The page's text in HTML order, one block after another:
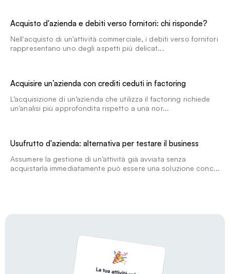
Acquisto d'azienda e debiti verso fornitori: chi risponde?
Nell'acquisto di un'attività commerciale, i debiti verso fornitori
rappresentano uno degli aspetti più delicat...
Acquisire un’azienda con crediti ceduti in factoring
L’acquisizione di un’azienda che utilizza il factoring richiede
un’analisi più approfondita rispetto a una nor...
Usufrutto d'azienda: alternativa per testare il business
Assumere la gestione di un’attività già avviata senza
acquistarla immediatamente può essere una soluzione conc...